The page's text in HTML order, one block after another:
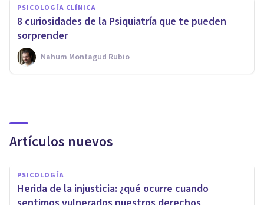
PSICOLOGÍA CLÍNICA
8 curiosidades de la Psiquiatría que te pueden
sorprender
Nahum Montagud Rubio
Artículos nuevos
PSICOLOGÍA
Herida de la injusticia: ¿qué ocurre cuando